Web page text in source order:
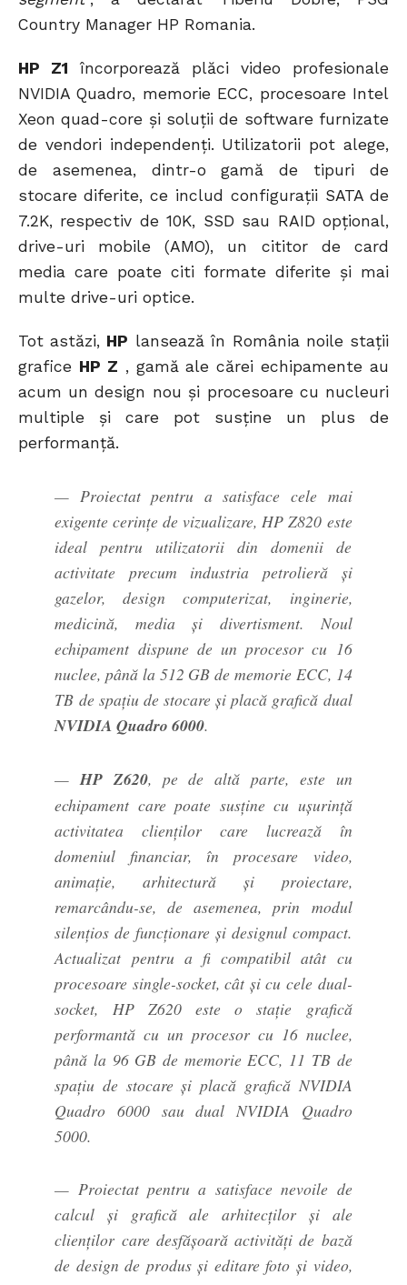
Country Manager HP Romania.
HP Z1 încorporează plăci video profesionale
NVIDIA Quadro, memorie ECC, procesoare Intel
Xeon quad-core şi soluţii de software furnizate
de vendori independenţi. Utilizatorii pot alege,
de asemenea, dintr-o gamă de tipuri de
stocare diferite, ce includ configuraţii SATA de
7.2K, respectiv de 10K, SSD sau RAID opţional,
drive-uri mobile (AMO), un cititor de card
media care poate citi formate diferite şi mai
multe drive-uri optice.
Tot astăzi, HP lansează în România noile staţii
grafice HP Z , gamă ale cărei echipamente au
acum un design nou şi procesoare cu nucleuri
multiple și care pot susţine un plus de
performanţă.
— Proiectat pentru a satisface cele mai
exigente cerinţe de vizualizare, HP Z820 este
ideal pentru utilizatorii din domenii de
activitate precum industria petrolieră și
gazelor, design computerizat, inginerie,
medicină, media și divertisment. Noul
echipament dispune de un procesor cu 16
nuclee, până la 512 GB de memorie ECC, 14
TB de spațiu de stocare și placă grafică dual
NVIDIA Quadro 6000.
—HP Z620, pe de altă parte, este un
echipament care poate susţine cu uşurinţă
activitatea clienţilor care lucrează în
domeniul financiar, în procesare video,
animație, arhitectură și proiectare,
remarcându-se, de asemenea, prin modul
silenţios de funcţionare şi designul compact.
Actualizat pentru a fi compatibil atât cu
procesoare single-socket, cât şi cu cele dual-
socket, HP Z620 este o stație grafică
performantă cu un procesor cu 16 nuclee,
până la 96 GB de memorie ECC, 11 TB de
spațiu de stocare și placă grafică NVIDIA
Quadro 6000 sau dual NVIDIA Quadro
5000.
— Proiectat pentru a satisface nevoile de
calcul și grafică ale arhitecţilor şi ale
clienților care desfăşoară activităţi de bază
de design de produs şi editare foto și video,